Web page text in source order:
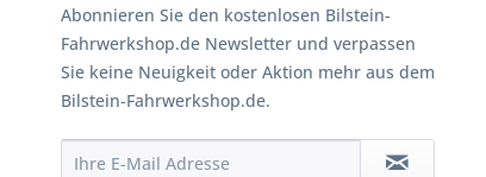
Abonnieren Sie den kostenlosen Bilstein-
Fahrwerkshop.de Newsletter und verpassen
Sie keine Neuigkeit oder Aktion mehr aus dem
Bilstein-Fahrwerkshop.de.